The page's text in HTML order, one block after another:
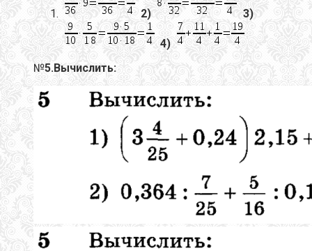
2) 3)
4)
№5.Вычислить: